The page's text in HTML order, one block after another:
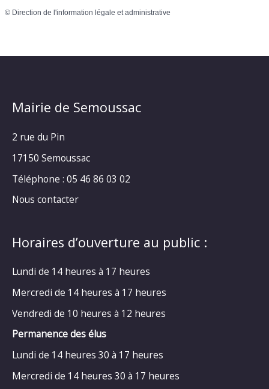
© Direction de l'information légale et administrative
Mairie de Semoussac
2 rue du Pin
17150 Semoussac
Téléphone : 05 46 86 03 02
Nous contacter
Horaires d’ouverture au public :
Lundi de 14 heures à 17 heures
Mercredi de 14 heures à 17 heures
Vendredi de 10 heures à 12 heures
Permanence des élus
Lundi de 14 heures 30 à 17 heures
Mercredi de 14 heures 30 à 17 heures